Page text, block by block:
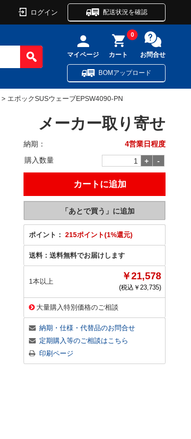
ログイン 配送状況を確認
マイページ カート
0
お問合せ
BOMアップロード
> エポックSUSウェーブEPSW4090-PN
メーカー取り寄せ
納期：
4営業日程度
購入数量
ポイント： 215ポイント(1%還元)
送料： 送料無料でお届けします
1本以上 ￥21,578
(税込￥ 23,735)
大量購入特別価格のご相談
納期・仕様・代替品のお問合せ
定期購入等のご相談はこちら
印刷ページ